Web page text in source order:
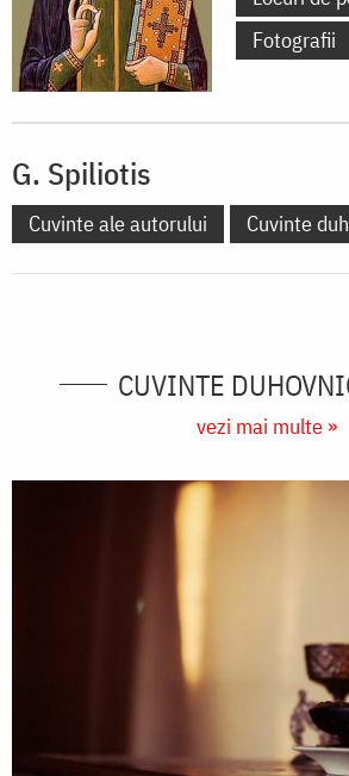
Fotografii
G. Spiliotis
Cuvinte ale autorului Cuvinte
CUVINTE
vezi mai multe »